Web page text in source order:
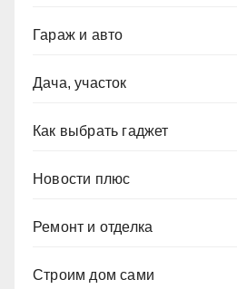
Гараж и авто
Дача, участок
Как выбрать гаджет
Новости плюс
Ремонт и отделка
Строим дом сами